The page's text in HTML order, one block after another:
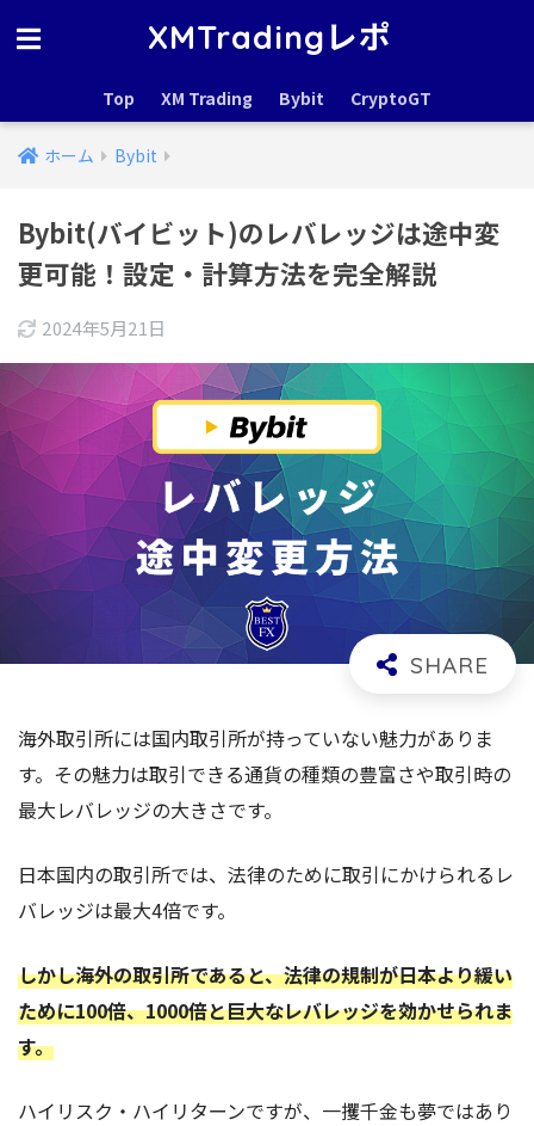
XMTradingレポ
Top XM Trading Bybit CryptoGT
ホーム Bybit
Bybit(バイビット)のレバレッジは途中変
更可能！設定・計算方法を完全解説
2024年5月21日
海外取引所には国内取引所が持っていない魅力がありま
す。その魅力は取引できる通貨の種類の豊富さや取引時の
最大レバレッジの大きさです。
日本国内の取引所では、法律のために取引にかけられるレ
バレッジは最大4倍です。
しかし海外の取引所であると、法律の規制が日本より緩い
ために100倍、1000倍と巨大なレバレッジを効かせられま
す。
ハイリスク・ハイリターンですが、一攫千金も夢ではあり